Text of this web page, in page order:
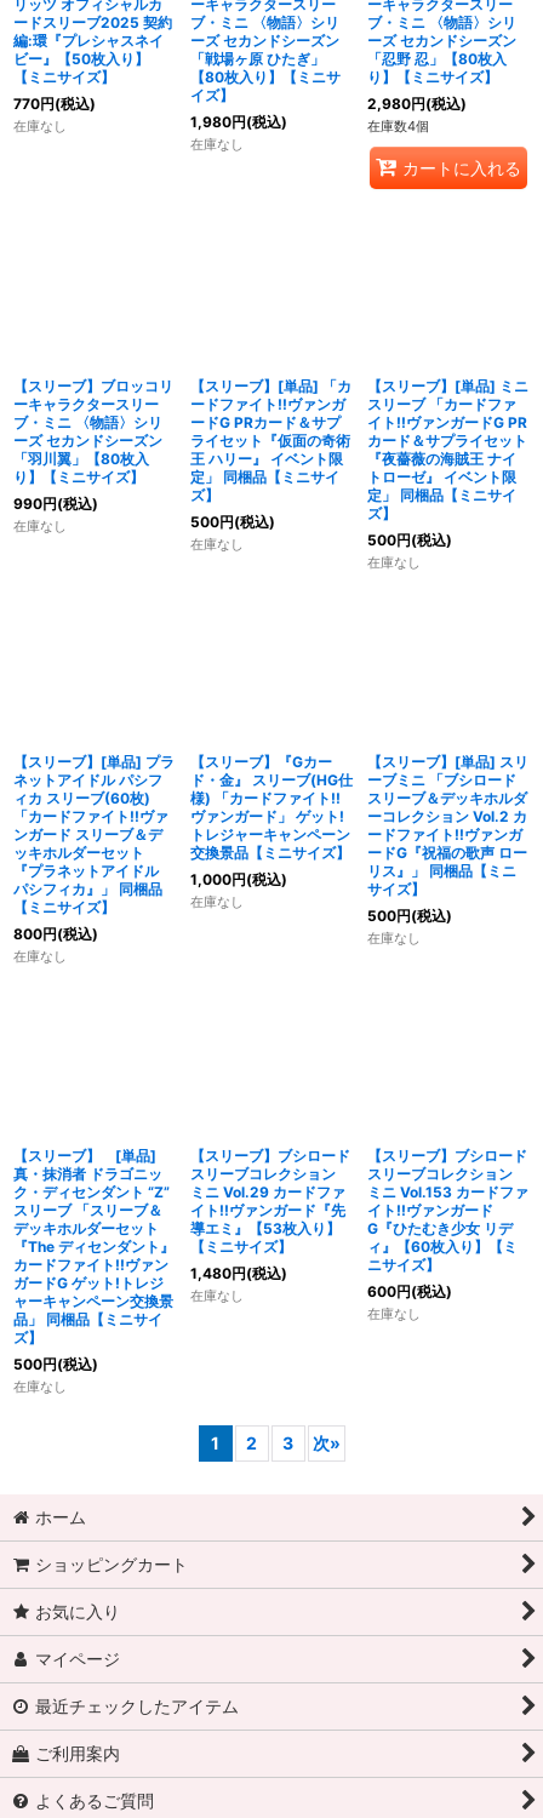
リッツ オフィシャルカ
ードスリーブ2025 契約
編:環『プレシャスネイ
ビー』【50枚入り】
【ミニサイズ】
770円(税込)
在庫なし
ーキャラクタースリー
ブ・ミニ 〈物語〉シリ
ーズ セカンドシーズン
「戦場ヶ原 ひたぎ」
【80枚入り】【ミニサ
イズ】
1,980円(税込)
在庫なし
ーキャラクタースリー
ブ・ミニ 〈物語〉シリ
ーズ セカンドシーズン
「忍野 忍」【80枚入
り】【ミニサイズ】
2,980円(税込)
在庫数4個
カートに入れる
【スリーブ】ブロッコリ
ーキャラクタースリー
ブ・ミニ 〈物語〉シリ
ーズ セカンドシーズン
「羽川翼」【80枚入
り】【ミニサイズ】
990円(税込)
在庫なし
【スリーブ】[単品] 「カ
ードファイト!!ヴァンガ
ードG PRカード＆サプ
ライセット『仮面の奇術
王 ハリー』 イベント限
定」 同梱品【ミニサイ
ズ】
500円(税込)
在庫なし
【スリーブ】[単品] ミニ
スリーブ 「カードファ
イト!!ヴァンガードG PR
カード＆サプライセット
『夜薔薇の海賊王 ナイ
トローゼ』 イベント限
定」 同梱品【ミニサイ
ズ】
500円(税込)
在庫なし
【スリーブ】[単品] プラ
ネットアイドル パシフ
ィカ スリーブ(60枚)
「カードファイト!!ヴァ
ンガード スリーブ＆デ
ッキホルダーセット
『プラネットアイドル
パシフィカ』」 同梱品
【ミニサイズ】
800円(税込)
在庫なし
【スリーブ】『Gカー
ド・金』 スリーブ(HG仕
様) 「カードファイト!!
ヴァンガード」 ゲット!
トレジャーキャンペーン
交換景品【ミニサイズ】
1,000円(税込)
在庫なし
【スリーブ】[単品] スリ
ーブミニ 「ブシロード
スリーブ＆デッキホルダ
ーコレクション Vol.2 カ
ードファイト!!ヴァンガ
ードG『祝福の歌声 ロー
リス』」 同梱品【ミニ
サイズ】
500円(税込)
在庫なし
【スリーブ】 [単品]
真・抹消者 ドラゴニッ
ク・ディセンダント “Z”
スリーブ 「スリーブ＆
デッキホルダーセット
『The ディセンダント』
カードファイト!!ヴァン
ガードG ゲット!トレジ
ャーキャンペーン交換景
品」 同梱品【ミニサイ
ズ】
500円(税込)
在庫なし
【スリーブ】ブシロード
スリーブコレクション
ミニ Vol.29 カードファ
イト!!ヴァンガード『先
導エミ』【53枚入り】
【ミニサイズ】
1,480円(税込)
在庫なし
【スリーブ】ブシロード
スリーブコレクション
ミニ Vol.153 カードファ
イト!!ヴァンガード
G『ひたむき少女 リデ
ィ』【60枚入り】【ミ
ニサイズ】
600円(税込)
在庫なし
1 2 3 次»
ホーム
ショッピングカート
お気に入り
マイページ
最近チェックしたアイテム
ご利用案内
よくあるご質問